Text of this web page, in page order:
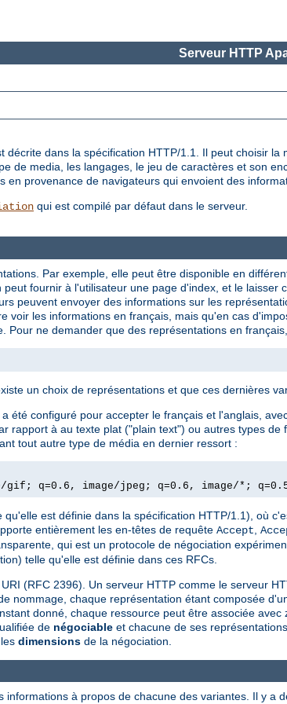
Serveur HTTP
dans la spécification HTTP/1.1. Il peut choisir
de media, les langages, le jeu de caractères et son
provenance de navigateurs qui envoient des
qui est compilé par défaut dans le serveur.
Par exemple, elle peut être disponible en
fournir à l'utilisateur une page d'index, et le laisser
peuvent envoyer des informations sur les
voir les informations en français, mais qu'en cas
ne demander que des représentations en
un choix de représentations et que ces dernières
été configuré pour accepter le français et l'anglais,
rapport à au texte plat ("plain text") ou autres types
tout autre type de média en dernier ressort :
q=0.6, image/jpeg; q=0.6, image/*;
est définie dans la spécification HTTP/1.1), où
entièrement les en-têtes de requête Accept
qui est un protocole de négociation
telle qu'elle est définie dans ces RFCs.
(RFC 2396). Un serveur HTTP comme le serveur
nommage, chaque représentation étant composée
donné, chaque ressource peut être associée
de négociable et chacune de ses
dimensions de la négociation.
à propos de chacune des variantes. Il y a